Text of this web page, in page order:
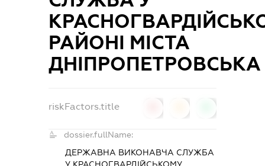
РАЙОНІ МІСТА
ДНІПРОПЕТРОВСЬКА
riskFactors.title
dossier.fullName:
ДЕРЖАВНА ВИКОНАВЧА СЛУЖБА